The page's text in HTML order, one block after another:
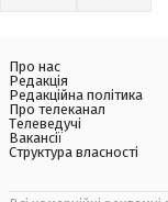
Про нас
Редакція
Редакційна політика
Про телеканал
Телеведучі
Вакансії
Структура власності